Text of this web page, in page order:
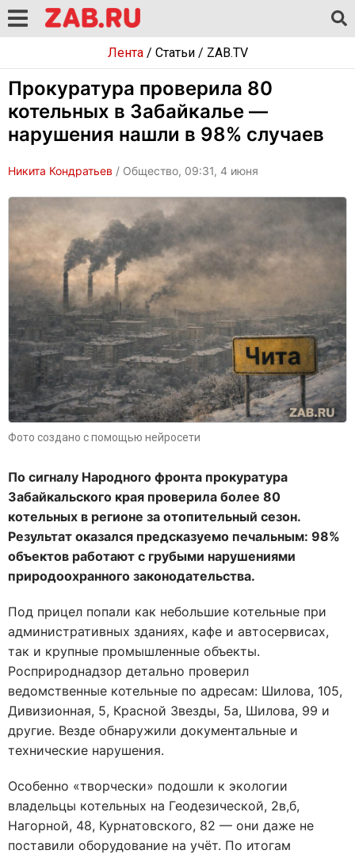
Лента/ Статьи/ ZAB.TV
Прокуратура проверила 80
котельных в Забайкалье —
нарушения нашли в 98% случаев
Никита Кондратьев / Общество, 09:31, 4 июня
Фото создано с помощью нейросети
По сигналу Народного фронта прокуратура
Забайкальского края проверила более 80
котельных в регионе за отопительный сезон.
Результат оказался предсказуемо печальным: 98%
объектов работают с грубыми нарушениями
природоохранного законодательства.
Под прицел попали как небольшие котельные при
административных зданиях, кафе и автосервисах,
так и крупные промышленные объекты.
Росприроднадзор детально проверил
ведомственные котельные по адресам: Шилова, 105,
Дивизионная, 5, Красной Звезды, 5а, Шилова, 99 и
другие. Везде обнаружили документальные и
технические нарушения.
Особенно «творчески» подошли к экологии
владельцы котельных на Геодезической, 2в,б,
Нагорной, 48, Курнатовского, 82 — они даже не
поставили оборудование на учёт. По итогам